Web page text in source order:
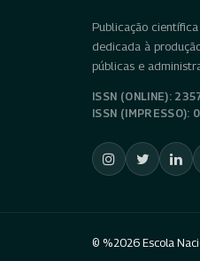
Publicação
dedicada à
públicas e
ISSN (ONLINE):
ISSN
© %2026 Escola